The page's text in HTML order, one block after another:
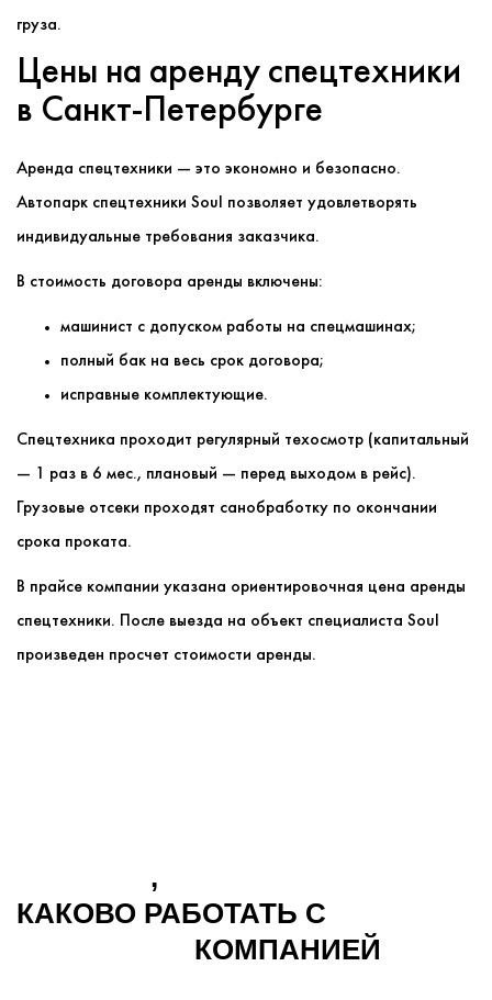
груза.
Цены на аренду спецтехники
в Санкт-Петербурге
Аренда спецтехники — это экономно и безопасно.
Автопарк спецтехники Soul позволяет удовлетворять
индивидуальные требования заказчика.
В стоимость договора аренды включены:
машинист с допуском работы на спецмашинах;
полный бак на весь срок договора;
исправные комплектующие.
Спецтехника проходит регулярный техосмотр (капитальный
— 1 раз в 6 мес., плановый — перед выходом в рейс).
Грузовые отсеки проходят санобработку по окончании
срока проката.
В прайсе компании указана ориентировочная цена аренды
спецтехники. После выезда на объект специалиста Soul
произведен просчет стоимости аренды.
,
КАКОВО РАБОТАТЬ С
КОМПАНИЕЙ